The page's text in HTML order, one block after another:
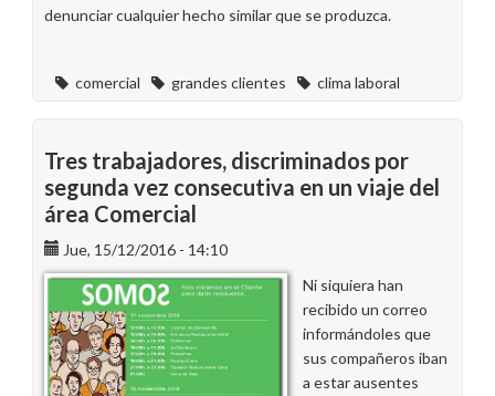
denunciar cualquier hecho similar que se produzca.
comercial grandes clientes clima laboral
Tres trabajadores, discriminados por
segunda vez consecutiva en un viaje del
área Comercial
Jue, 15/12/2016 - 14:10
Ni siquiera han
recibido un correo
informándoles que
sus compañeros iban
a estar ausentes